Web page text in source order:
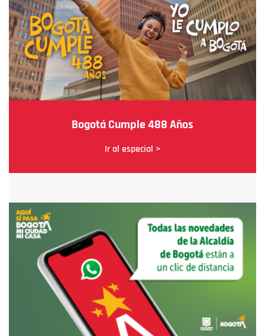
Bogotá Cumple 488 Años
Ir al especial >